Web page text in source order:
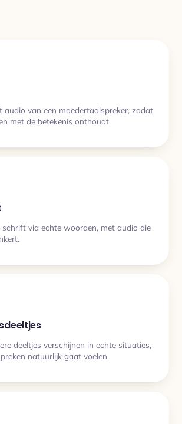
audio van een moedertaalspreker, zodat
met de betekenis onthoudt.
schrift via echte woorden, met audio die
deeltjes verschijnen in echte situaties,
natuurlijk gaat voelen.